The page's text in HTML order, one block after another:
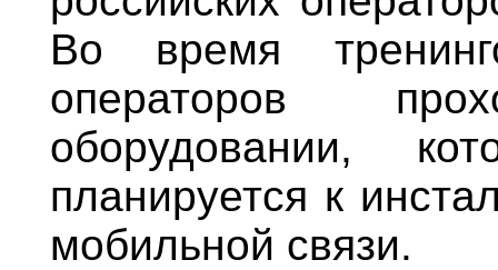
Во время
операторов
оборудовании,
планируется к
мобильной связи.